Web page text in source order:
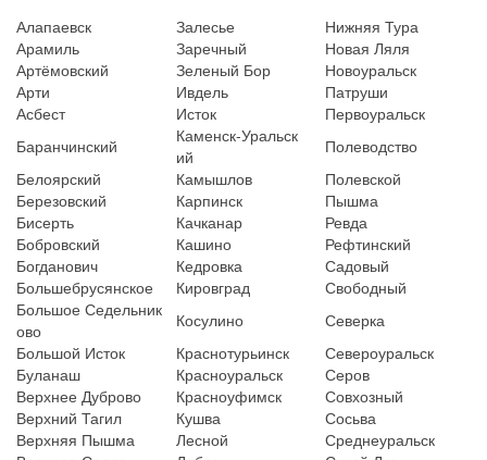
Алапаевск Залесье
Нижняя Тура
Арамиль
Заречный
Новая Ляля
Артёмовский
Зеленый Бор
Новоуральск
Арти
Ивдель
Патруши
Асбест
Исток
Первоуральск
Баранчинский
Каменск-Уральск
ий
Полеводство
Белоярский
Камышлов
Полевской
Березовский
Карпинск
Пышма
Бисерть
Качканар
Ревда
Бобровский
Кашино
Рефтинский
Богданович
Кедровка
Садовый
Большебрусянское
Кировград
Свободный
Большое Седельник
ово
Косулино
Северка
Большой Исток
Краснотурьинск
Североуральск
Буланаш
Красноуральск
Серов
Верхнее Дуброво
Красноуфимск
Совхозный
Верхний Тагил
Кушва
Сосьва
Верхняя Пышма
Лесной
Среднеуральск